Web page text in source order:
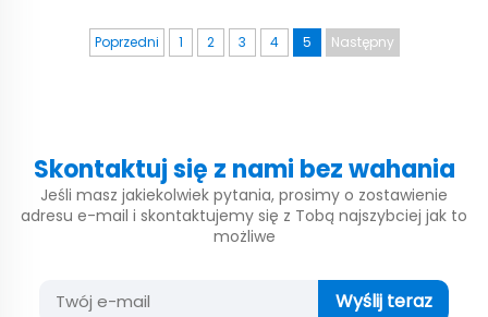
prawie każdego budynku i jego wydajność
wpływa...Poprzedni 1 2 3 4 5 Następny
Skontaktuj się z nami bez wahania
Jeśli masz jakiekolwiek pytania, prosimy o zostawienie
adresu e-mail i skontaktujemy się z Tobą najszybciej jak to
możliwe
Wyślij teraz